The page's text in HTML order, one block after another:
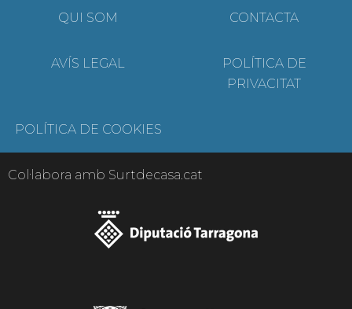
QUI SOM CONTACTA
AVÍS LEGAL
POLÍTICA DE
PRIVACITAT
POLÍTICA DE COOKIES
Col·labora amb Surtdecasa.cat